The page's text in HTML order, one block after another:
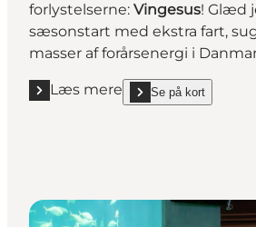
forlystelserne: Vingesus! Glæd
sæsonstart med ekstra fart,
masser af forårsenergi i
Læs mere
Læs mere "FårupSe på kort
show Fårup